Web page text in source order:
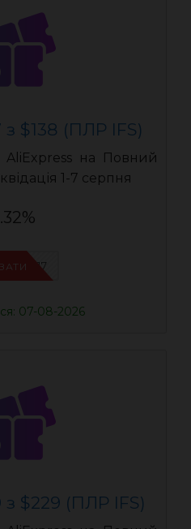
$138 (ПЛР IFS)
на Повний
1-7 серпня
07-08-2026
$229 (ПЛР IFS)